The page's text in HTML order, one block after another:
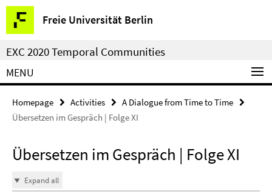
Springe
direkt
zu
Inhalt
Freie Universität Berlin
Service
Navigation
EXC 2020 Temporal Communities
MENU
Homepage Activities
A Dialogue from Time to Time
Übersetzen im Gespräch | Folge XI
Übersetzen im Gespräch | Folge XI
Expand all